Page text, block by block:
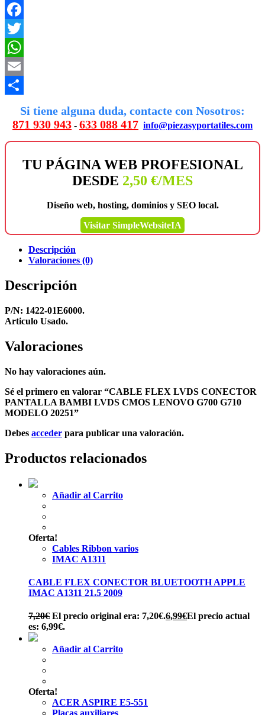
Facebook
Twitter
WhatsApp
Email
Si tiene alguna duda, contacte con Nosotros:
871 930 943 - 633 088 417 info@piezasyportatiles.com
TU PÁGINA WEB PROFESIONAL
DESDE 2,50 €/MES
Diseño web, hosting, dominios y SEO local.
Visitar SimpleWebsiteIA
Descripción
Valoraciones (0)
Descripción
P/N: 1422-01E6000.
Articulo Usado.
Valoraciones
No hay valoraciones aún.
Sé el primero en valorar “CABLE FLEX LVDS CONECTOR
PANTALLA BAMBI LVDS CMOS LENOVO G700 G710
MODELO 20251”
Debes acceder para publicar una valoración.
Productos relacionados
Añadir al Carrito
Oferta!
Cables Ribbon varios
IMAC A1311
CABLE FLEX CONECTOR BLUETOOTH APPLE
IMAC A1311 21.5 2009
7,20€ El precio original era: 7,20€.6,99€El precio actual
es: 6,99€.
Añadir al Carrito
Oferta!
ACER ASPIRE E5-551